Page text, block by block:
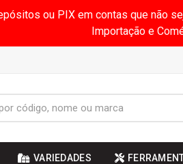
ou PIX em contas que não
Importação e
VARIEDADES